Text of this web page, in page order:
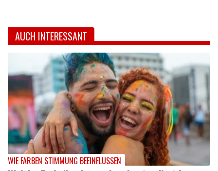
AUCH INTERESSANT
WIE FARBEN STIMMUNG BEEINFLUSSEN